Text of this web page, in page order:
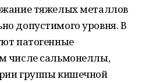
тяжелых металлов
допустимого уровня. В
патогенные
числе сальмонеллы,
группы кишечной